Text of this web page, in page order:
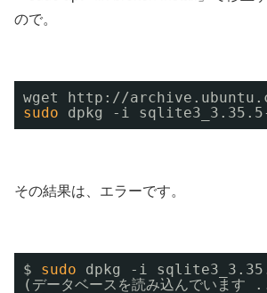
ので。
wget http: //archive
sudo
dpkg -i sqlite3_3.35.5-
その結果は、エラーです。
$ sudo
dpkg -i
(データベースを読み込んでいま